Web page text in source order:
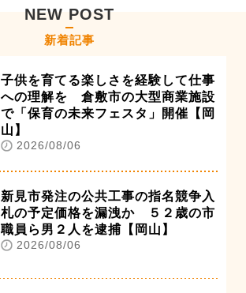
NEW POST
新着記事
子供を育てる楽しさを経験して仕事
への理解を 倉敷市の大型商業施設
で「保育の未来フェスタ」開催【岡
山】
2026/08/06
新見市発注の公共工事の指名競争入
札の予定価格を漏洩か ５２歳の市
職員ら男２人を逮捕【岡山】
2026/08/06